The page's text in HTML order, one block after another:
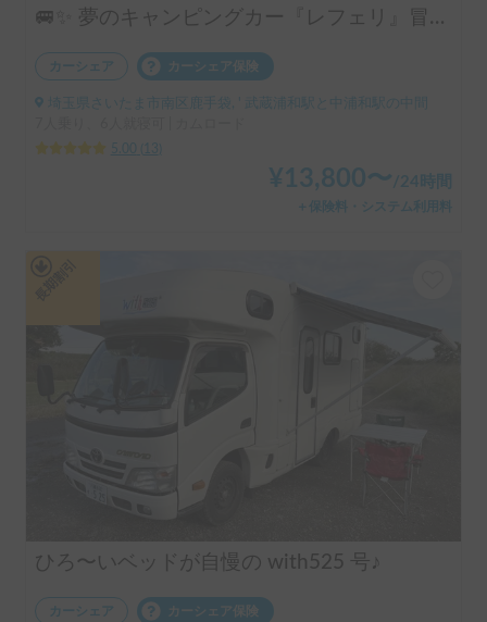
🚐✨ 夢のキャンピングカー『レフェリ』冒険の旅へ出発！ 🌟🌈フリー🛜完備、大型天体望遠鏡無料🔭キャンプ場で星空を眺めてみませんか‼️
カーシェア カーシェア保険
埼玉県さいたま市南区鹿手袋, ' 武蔵浦和駅と中浦和駅の中間
5.00
13
¥ 13,800〜/24時間
＋保険料・システム利用料
ひろ〜いベッドが自慢の with525 号♪
カーシェア カーシェア保険